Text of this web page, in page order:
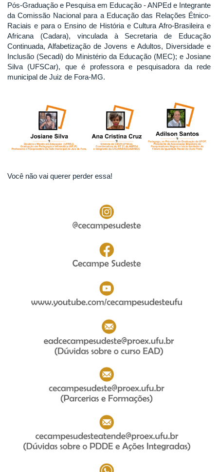
Pós-Graduação e Pesquisa em Educação - ANPEd e Integrante
da Comissão Nacional para a Educação das Relações Étnico-
Raciais e para o Ensino de História e Cultura Afro-Brasileira e
Africana (Cadara), vinculada à Secretaria de Educação
Continuada, Alfabetização de Jovens e Adultos, Diversidade e
Inclusão (Secadi) do Ministério da Educação (MEC); e Josiane
Silva (UFSCar), que é professora e pesquisadora da rede
municipal de Juiz de Fora-MG.
Você não vai querer perder essa!